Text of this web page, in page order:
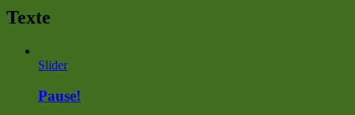
Texte
Slider
Pause!